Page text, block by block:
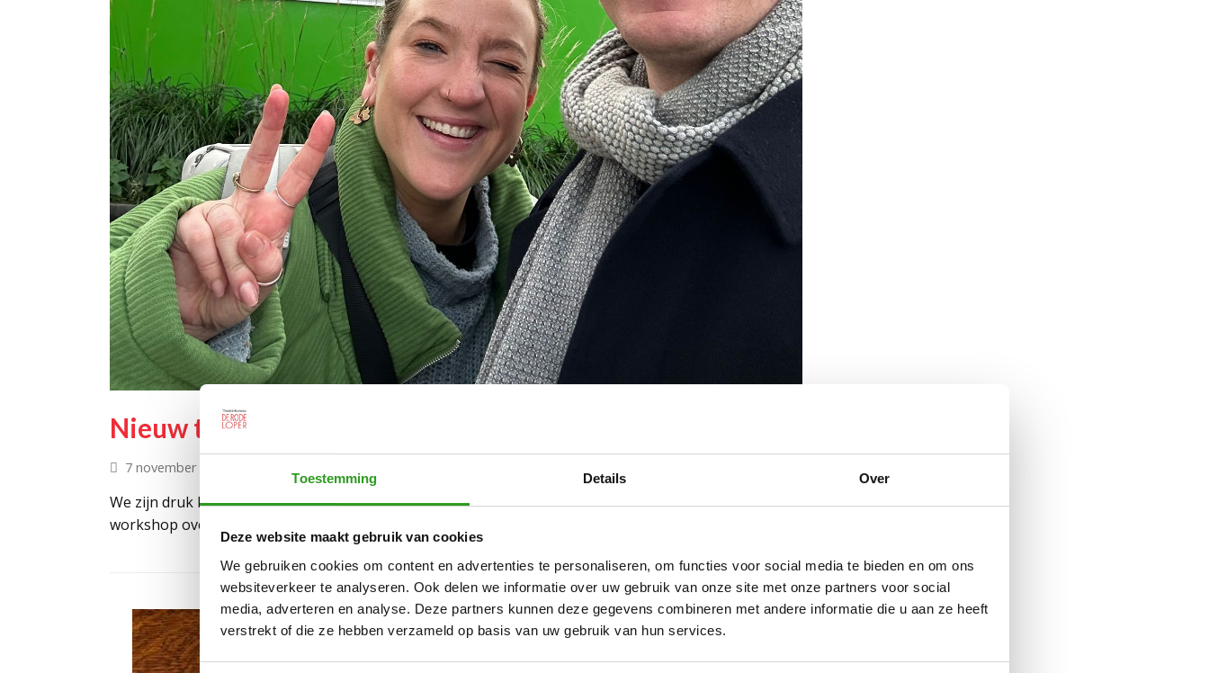
Toestemming Details Over
Deze website maakt gebruik van cookies
We gebruiken cookies om content en advertenties te personaliseren, om functies voor social media te bieden en om ons
websiteverkeer te analyseren. Ook delen we informatie over uw gebruik van onze site met onze partners voor social
media, adverteren en analyse. Deze partners kunnen deze gegevens combineren met andere informatie die u aan ze heeft
verstrekt of die ze hebben verzameld op basis van uw gebruik van hun services.
Nieuw theaterproject ‘MIST’
7 november 2025
We zijn druk bezig met de repetities van ons nieuwe theaterproject 'MIST'. Een voorstelling en
workshop over mentale gezondheid en theater voor 3e/4ejaars klassen in het Voortgezet Onderwijs.